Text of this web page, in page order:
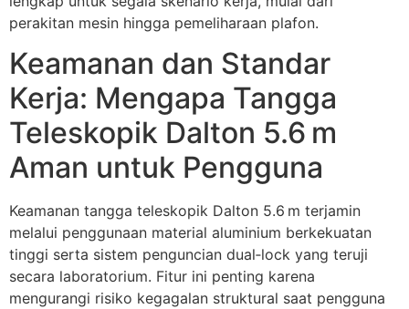
perakitan mesin hingga pemeliharaan plafon.
Keamanan dan Standar
Kerja: Mengapa Tangga
Teleskopik Dalton 5.6 m
Aman untuk Pengguna
Keamanan tangga teleskopik Dalton 5.6 m terjamin
melalui penggunaan material aluminium berkekuatan
tinggi serta sistem penguncian dual‑lock yang teruji
secara laboratorium. Fitur ini penting karena
mengurangi risiko kegagalan struktural saat pengguna